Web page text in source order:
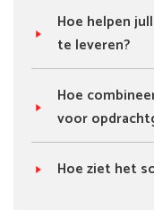
Hoe helpen
te leveren?
Hoe
voor
Hoe ziet het